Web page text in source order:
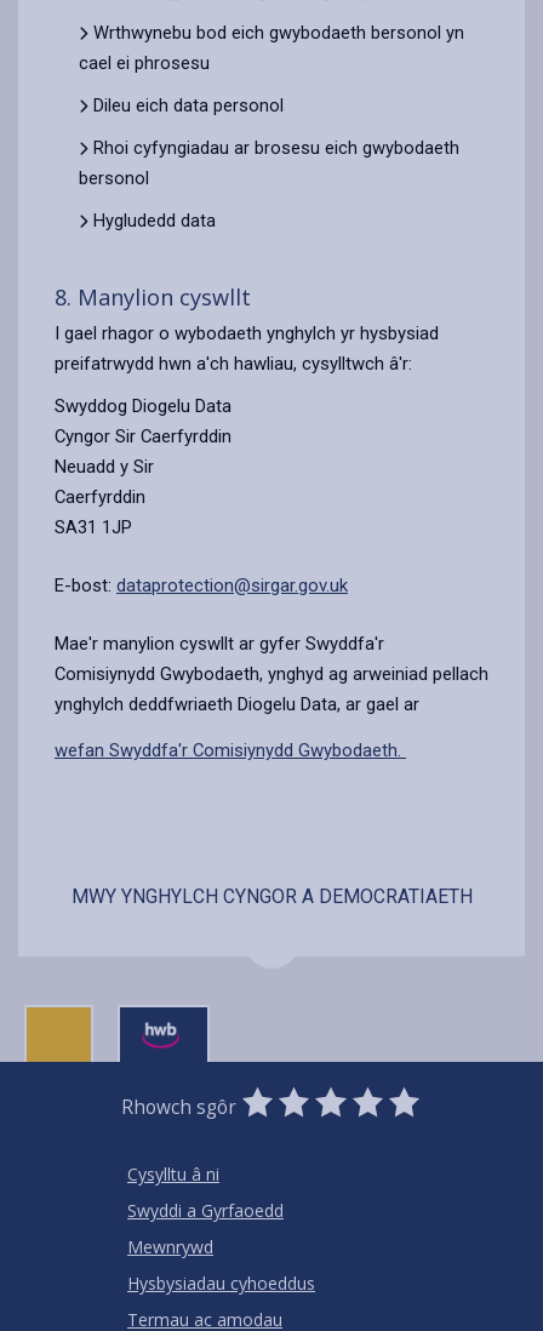
Wrthwynebu bod eich gwybodaeth bersonol yn
cael ei phrosesu
Dileu eich data personol
Rhoi cyfyngiadau ar brosesu eich gwybodaeth
bersonol
Hygludedd data
8. Manylion cyswllt
I gael rhagor o wybodaeth ynghylch yr hysbysiad
preifatrwydd hwn a'ch hawliau, cysylltwch â'r:
Swyddog Diogelu Data
Cyngor Sir Caerfyrddin
Neuadd y Sir
Caerfyrddin
SA31 1JP
E-bost: dataprotection@sirgar.gov.uk
Mae'r manylion cyswllt ar gyfer Swyddfa'r
Comisiynydd Gwybodaeth, ynghyd ag arweiniad pellach
ynghylch deddfwriaeth Diogelu Data, ar gael ar
wefan Swyddfa'r Comisiynydd Gwybodaeth.
MWY YNGHYLCH CYNGOR A DEMOCRATIAETH
Rhowch sgôr
0
Stars
1
Star
2
Stars
3
Stars
4
Stars
5
Stars
Cysylltu â ni
Swyddi a Gyrfaoedd
Mewnrywd
Hysbysiadau cyhoeddus
Termau ac amodau